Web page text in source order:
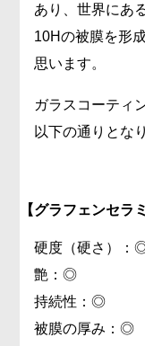
あり、世界にあ
10Hの被膜を形
思います。
ガラスコーティ
以下の通りとな
【グラフェンセラ
硬度（硬さ）：
艶：◎
持続性：◎
被膜の厚み：◎